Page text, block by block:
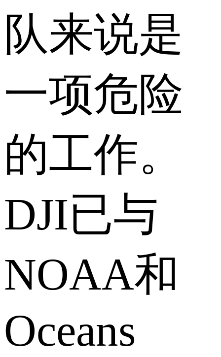
队来说是
一项危险
的工作。
DJI已与
NOAA和
Oceans